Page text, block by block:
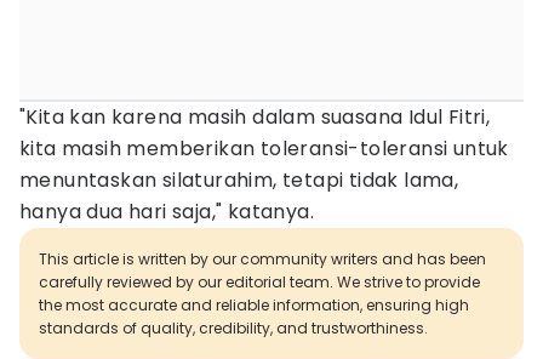
"Kita kan karena masih dalam suasana Idul Fitri,
kita masih memberikan toleransi-toleransi untuk
menuntaskan silaturahim, tetapi tidak lama,
hanya dua hari saja," katanya.
This article is written by our community writers and has been
carefully reviewed by our editorial team. We strive to provide
the most accurate and reliable information, ensuring high
standards of quality, credibility, and trustworthiness.